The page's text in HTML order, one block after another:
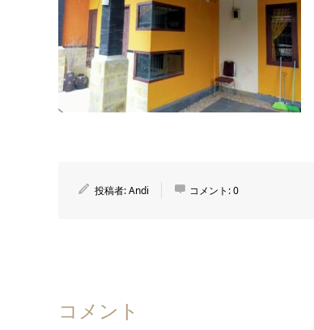
投稿者:Andi コメント:0
コメント